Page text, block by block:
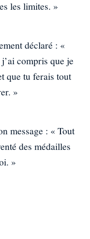
les limites. »
déclaré : «
compris que je
que tu ferais tout
»
message : « Tout
des médailles
»